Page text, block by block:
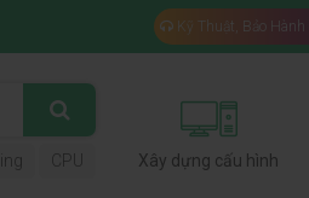
Kỹ Thuật, Bảo Hành
CPU Xây dựng cấu hình